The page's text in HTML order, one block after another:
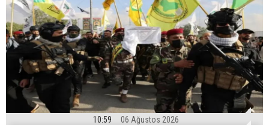
10:59 06 Ağustos 2026